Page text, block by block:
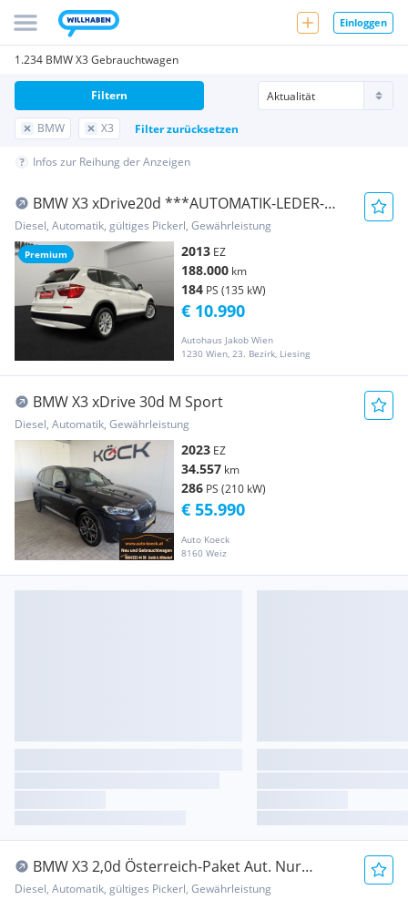
Einloggen
1.234 BMW X3 Gebrauchtwagen
BMW X3 Filter zurücksetzen
Filtern
Infos zur Reihung der Anzeigen
Premium
BMW X3 xDrive20d ***AUTOMATIK-LEDER-
TEMPOMAT-PDC***...
Diesel, Automatik, gültiges Pickerl, Gewährleistung
2013 EZ
188.000 km
184 PS (135 kW)
Autohaus Jakob Wien
1230 Wien, 23. Bezirk, Liesing
€ 10.990
BMW X3 xDrive 30d M Sport
Diesel, Automatik, Gewährleistung
2023 EZ
34.557 km
286 PS (210 kW)
Auto Koeck
8160 Weiz
€ 55.990
BMW X3 2,0d Österreich-Paket Aut. Nur
102000 km
Diesel, Automatik, gültiges Pickerl, Gewährleistung